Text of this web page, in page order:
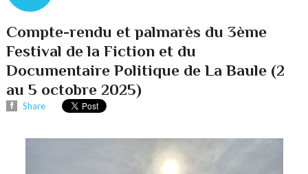
Compte-rendu et palmarès du 3ème
Festival de la Fiction et du
Documentaire Politique de La Baule (2
au 5 octobre 2025)
Share